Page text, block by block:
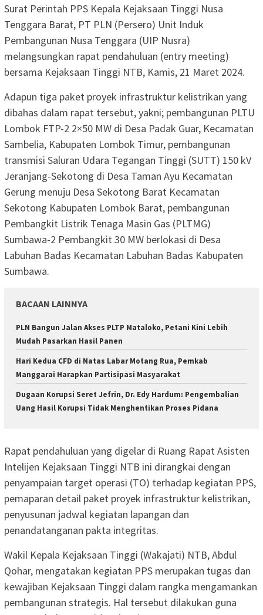
Surat Perintah PPS Kepala Kejaksaan Tinggi Nusa
Tenggara Barat, PT PLN (Persero) Unit Induk
Pembangunan Nusa Tenggara (UIP Nusra)
melangsungkan rapat pendahuluan (entry meeting)
bersama Kejaksaan Tinggi NTB, Kamis, 21 Maret 2024.
Adapun tiga paket proyek infrastruktur kelistrikan yang
dibahas dalam rapat tersebut, yakni; pembangunan PLTU
Lombok FTP-2 2×50 MW di Desa Padak Guar, Kecamatan
Sambelia, Kabupaten Lombok Timur, pembangunan
transmisi Saluran Udara Tegangan Tinggi (SUTT) 150 kV
Jeranjang-Sekotong di Desa Taman Ayu Kecamatan
Gerung menuju Desa Sekotong Barat Kecamatan
Sekotong Kabupaten Lombok Barat, pembangunan
Pembangkit Listrik Tenaga Masin Gas (PLTMG)
Sumbawa-2 Pembangkit 30 MW berlokasi di Desa
Labuhan Badas Kecamatan Labuhan Badas Kabupaten
Sumbawa.
BACAAN LAINNYA
PLN Bangun Jalan Akses PLTP Mataloko, Petani Kini Lebih
Mudah Pasarkan Hasil Panen
Hari Kedua CFD di Natas Labar Motang Rua, Pemkab
Manggarai Harapkan Partisipasi Masyarakat
Dugaan Korupsi Seret Jefrin, Dr. Edy Hardum: Pengembalian
Uang Hasil Korupsi Tidak Menghentikan Proses Pidana
Rapat pendahuluan yang digelar di Ruang Rapat Asisten
Intelijen Kejaksaan Tinggi NTB ini dirangkai dengan
penyampaian target operasi (TO) terhadap kegiatan PPS,
pemaparan detail paket proyek infrastruktur kelistrikan,
penyusunan jadwal kegiatan lapangan dan
penandatanganan pakta integritas.
Wakil Kepala Kejaksaan Tinggi (Wakajati) NTB, Abdul
Qohar, mengatakan kegiatan PPS merupakan tugas dan
kewajiban Kejaksaan Tinggi dalam rangka mengamankan
pembangunan strategis. Hal tersebut dilakukan guna